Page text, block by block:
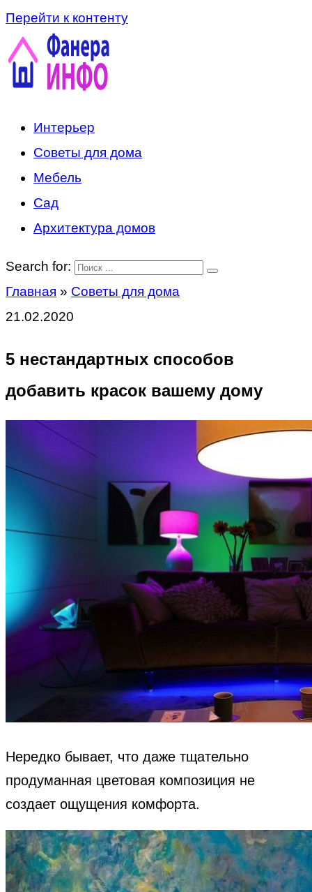
Перейти к контенту
Интерьер
Советы для дома
Мебель
Сад
Архитектура домов
Search for:
Главная » Советы для дома
21.02.2020
5 нестандартных способов
добавить красок вашему дому
Нередко бывает, что даже тщательно
продуманная цветовая композиция не
создает ощущения комфорта.